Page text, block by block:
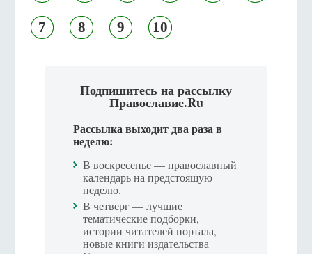
7 8 9 10
Подпишитесь на рассылку
Православие.Ru
Рассылка выходит два раза в
неделю:
В воскресенье — православный
календарь на предстоящую
неделю.
В четверг — лучшие
тематические подборки,
истории читателей портала,
новые книги издательства